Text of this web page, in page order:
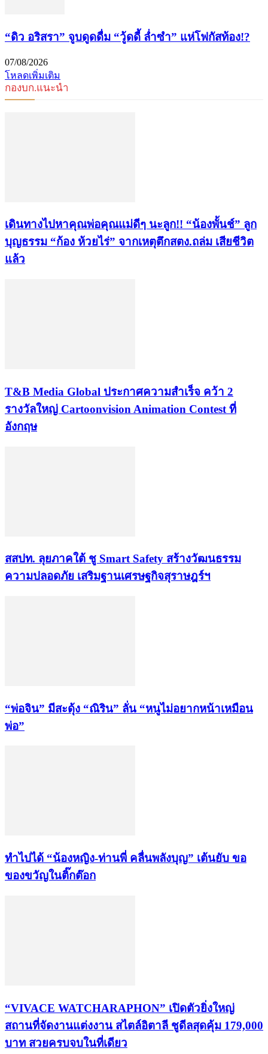
“ดิว อริสรา” จูบดูดดื่ม “วู้ดดี้ ล่ำซำ” แห่โฟกัสท้อง!?
07/08/2026
โหลดเพิ่มเติม
กองบก.แนะนำ
เดินทางไปหาคุณพ่อคุณแม่ดีๆ นะลูก!! “น้องพั้นช์” ลูก
บุญธรรม “ก้อง ห้วยไร่” จากเหตุตึกสตง.ถล่ม เสียชีวิต
แล้ว
​T&B Media Global ประกาศความสำเร็จ คว้า 2
รางวัลใหญ่ Cartoonvision Animation Contest ที่
อังกฤษ
​สสปท. ลุยภาคใต้ ชู Smart Safety สร้างวัฒนธรรม
ความปลอดภัย เสริมฐานเศรษฐกิจสุราษฎร์ฯ
“พ่อจิน” มีสะดุ้ง “ณิริน” ลั่น “หนูไม่อยากหน้าเหมือน
พ่อ”
ทำไปได้ “น้องหญิง-ท่านพี่ คลื่นพลังบุญ” เต้นยับ ขอ
ของขวัญในติ๊กต๊อก
“VIVACE WATCHARAPHON” เปิดตัวยิ่งใหญ่
สถานที่จัดงานแต่งงาน สไตล์อิตาลี ชูดีลสุดคุ้ม 179,000
บาท สวยครบจบในที่เดียว